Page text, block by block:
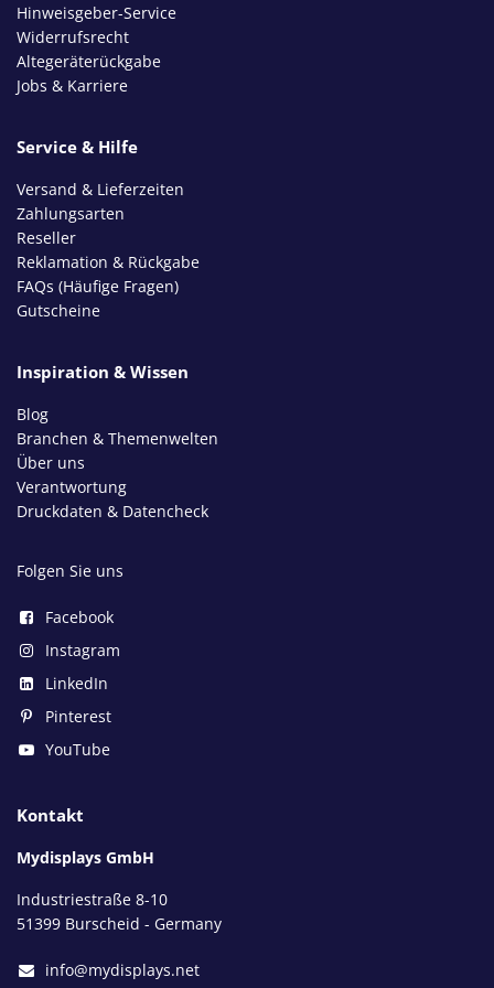
Hinweisgeber-Service
Widerrufsrecht
Altegeräterückgabe
Jobs & Karriere
Service & Hilfe
Versand & Lieferzeiten
Zahlungsarten
Reseller
Reklamation & Rückgabe
FAQs (Häufige Fragen)
Gutscheine
Inspiration & Wissen
Blog
Branchen & Themenwelten
Über uns
Verantwortung
Druckdaten & Datencheck
Folgen Sie uns
Facebook
Instagram
LinkedIn
Pinterest
YouTube
Kontakt
Mydisplays GmbH
Industriestraße 8-10
51399 Burscheid - Germany
info@mydisplays.net